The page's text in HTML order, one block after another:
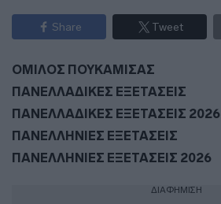
Share Tweet
ΟΜΙΛΟΣ ΠΟΥΚΑΜΙΣΑΣ
ΠΑΝΕΛΛΑΔΙΚΕΣ ΕΞΕΤΑΣΕΙΣ
ΠΑΝΕΛΛΑΔΙΚΕΣ ΕΞΕΤΑΣΕΙΣ 2026
ΠΑΝΕΛΛΗΝΙΕΣ ΕΞΕΤΑΣΕΙΣ
ΠΑΝΕΛΛΗΝΙΕΣ ΕΞΕΤΑΣΕΙΣ 2026
ΔΙΑΦΗΜΙΣΗ